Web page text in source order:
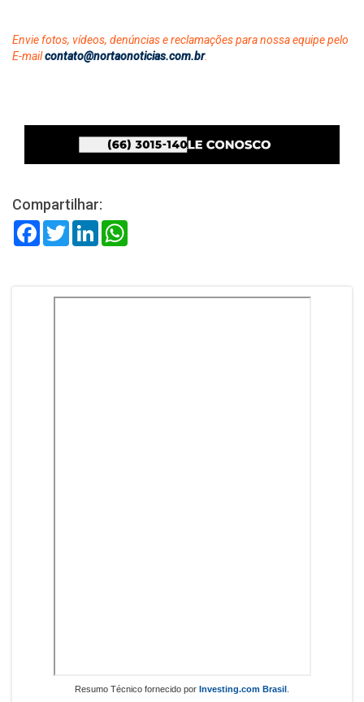
Envie fotos, vídeos, denúncias e reclamações para nossa equipe pelo
E-mailcontato@nortaonoticias.com.br.
Compartilhar:
FacebookTwitterLinkedIn
Resumo Técnico fornecido por Investing.com Brasil